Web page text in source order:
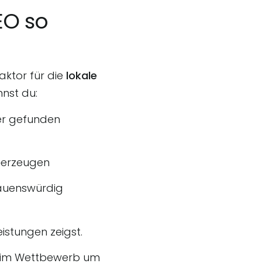
so
für die lokale
du:
gefunden
zeigst.
Wettbewerb um